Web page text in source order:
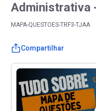
Administrativa
MAPA-QUESTOES-TRF3-TJAA
Compartilhar